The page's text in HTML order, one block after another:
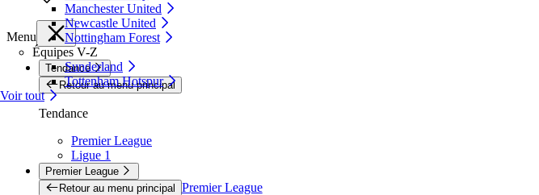
Manchester United
Newcastle United
Nottingham Forest
Équipes V-Z
Sunderland
Tottenham Hotspur
Voir tout
Menu
Tendance
Retour au menu principal
Tendance
Premier League
Ligue 1
Premier League
Retour au menu principal Premier League